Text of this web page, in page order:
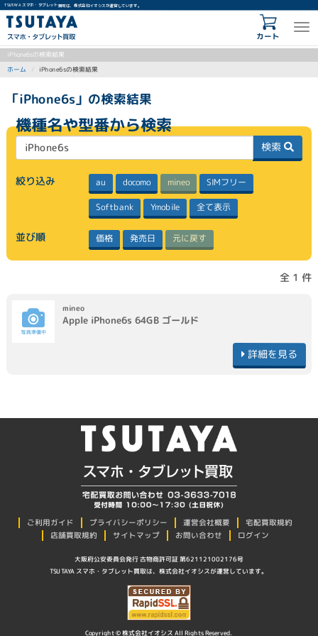
TSUTAYA スマホ・タブレット買取は、株式会社イオシスが運営しています。
カート
iPhone6sの検索結果
ホーム iPhone6sの検索結果
「iPhone6s」の検索結果
機種名や型番から検索
検索
絞り込み au docomo mineo SIMフリー
Softbank Ymobile 全て表示
並び順 価格 発売日 元に戻す
全 1 件
mineo
Apple iPhone6s 64GB ゴールド
詳細を見る
ご利用ガイド プライバシーポリシー 運営会社概要
宅配買取規約
店舗買取規約
サイトマップ お問い合わせ ログイン
大阪府公安委員会発行 古物商許可証 第621121002176号
TSUTAYA スマホ・タブレット買取は、株式会社イオシスが運営しています。
Copyright © 株式会社イオシス All Rights Reserved.